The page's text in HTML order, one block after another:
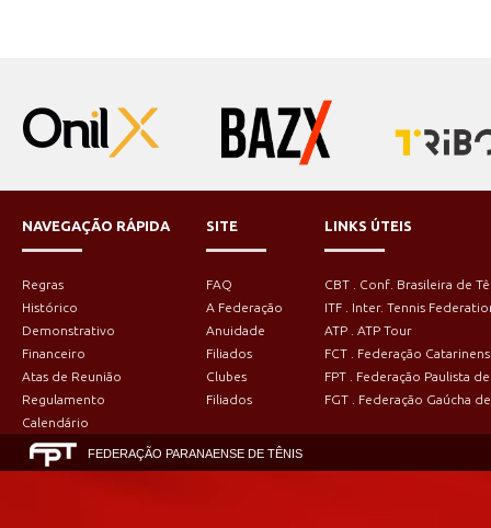
NAVEGAÇÃO RÁPIDA
Regras
Histórico
Demonstrativo
Financeiro
Atas de Reunião
Regulamento
Calendário
SITE
FAQ
A Federação
Anuidade
Filiados
Clubes
Filiados
LINKS ÚTEIS
CBT . Conf. Brasileira de
ITF . Inter. Tennis
ATP . ATP Tour
FCT . Federação
FPT . Federação Paulista
FGT . Federação Gaúcha
FEDERAÇÃO PARANAENSE DE TÊNIS